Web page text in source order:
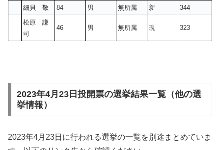
細貝 敬 84 男 無所属 新
344
松原 謙
司
46 男 無所属 現 323
2023年4月23日投開票の選挙結果一覧（他の選
挙情報）
2023年4月23日に行われる選挙の一覧を別途まとめていま